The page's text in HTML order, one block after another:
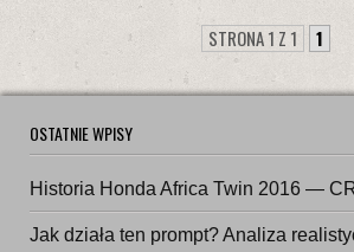
STRONA 1 Z 1 1
OSTATNIE WPISY
Historia Honda Africa Twin 2016 —
Jak działa ten prompt? Analiza